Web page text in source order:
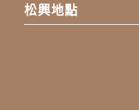
松興地點